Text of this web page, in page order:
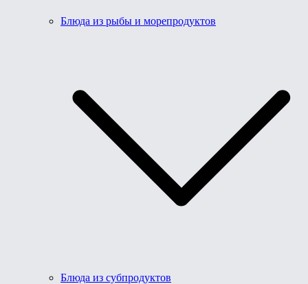
Блюда из рыбы и морепродуктов
Блюда из субпродуктов